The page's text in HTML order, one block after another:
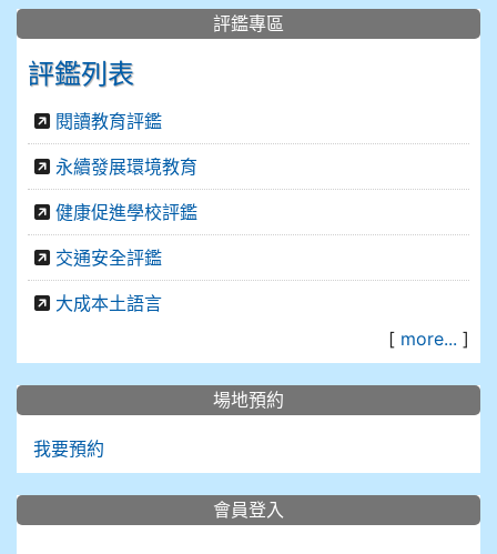
評鑑專區
評鑑列表
閱讀教育評鑑
永續發展環境教育
健康促進學校評鑑
交通安全評鑑
大成本土語言
[ more... ]
場地預約
我要預約
會員登入